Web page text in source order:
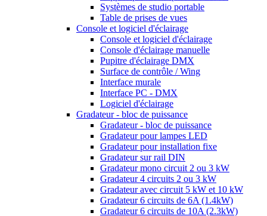
Systèmes de studio portable
Table de prises de vues
Console et logiciel d'éclairage
Console et logiciel d'éclairage
Console d'éclairage manuelle
Pupitre d'éclairage DMX
Surface de contrôle / Wing
Interface murale
Interface PC - DMX
Logiciel d'éclairage
Gradateur - bloc de puissance
Gradateur - bloc de puissance
Gradateur pour lampes LED
Gradateur pour installation fixe
Gradateur sur rail DIN
Gradateur mono circuit 2 ou 3 kW
Gradateur 4 circuits 2 ou 3 kW
Gradateur avec circuit 5 kW et 10 kW
Gradateur 6 circuits de 6A (1.4kW)
Gradateur 6 circuits de 10A (2.3kW)